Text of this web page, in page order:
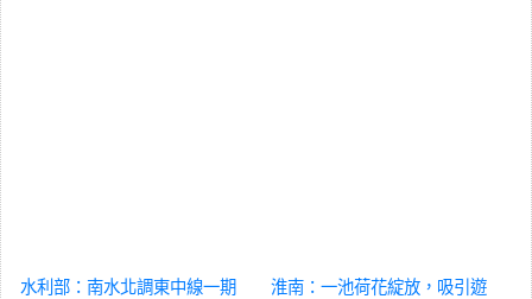
水利部：南水北調東中線一期
淮南：一池荷花綻放，吸引遊